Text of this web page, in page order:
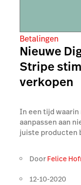
Betalingen
Nieuwe
Stripe
verkopen
In een tijd
aanpassen aan
juiste producten
Door Felice
12-10-2020